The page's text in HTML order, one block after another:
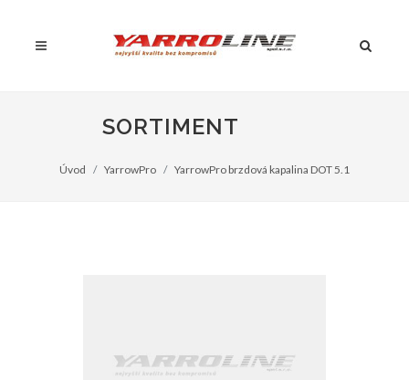
SORTIMENT
Úvod YarrowPro YarrowPro brzdová kapalina DOT 5.1